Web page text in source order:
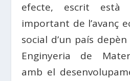
efecte, escrit
important de l’avanç
social d’un país
Enginyeria de
amb el